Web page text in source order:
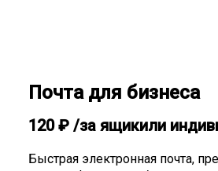
Почта для бизнеса
120₽ /за ящикили
Быстрая электронная почта,